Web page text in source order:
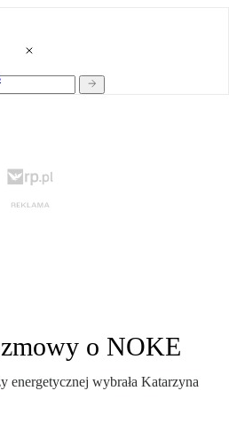
o NOKE
energetycznej wybrała Katarzyna